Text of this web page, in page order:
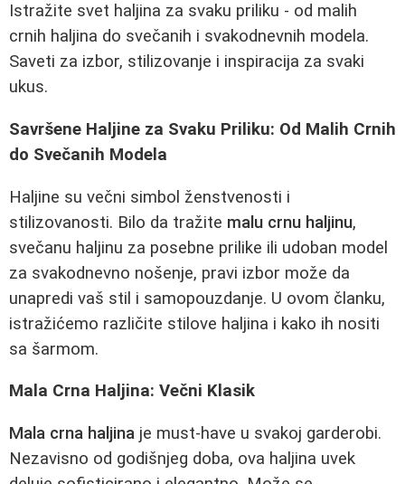
Istražite svet haljina za svaku priliku - od malih
crnih haljina do svečanih i svakodnevnih modela.
Saveti za izbor, stilizovanje i inspiracija za svaki
ukus.
Savršene Haljine za Svaku Priliku: Od Malih Crnih
do Svečanih Modela
Haljine su večni simbol ženstvenosti i
stilizovanosti. Bilo da tražite malu crnu haljinu,
svečanu haljinu za posebne prilike ili udoban model
za svakodnevno nošenje, pravi izbor može da
unapredi vaš stil i samopouzdanje. U ovom članku,
istražićemo različite stilove haljina i kako ih nositi
sa šarmom.
Mala Crna Haljina: Večni Klasik
Mala crna haljina je must-have u svakoj garderobi.
Nezavisno od godišnjeg doba, ova haljina uvek